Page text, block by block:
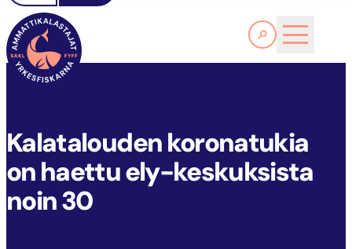
Läs Mer
FYFF
Kalatalouden koronatukia
on haettu ely-keskuksista
noin 30